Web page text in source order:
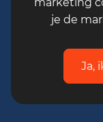
je de
Ja,